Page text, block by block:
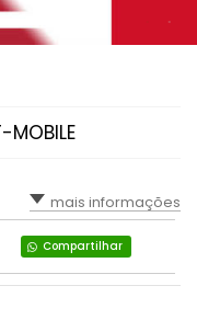
MOBILE
mais informações
Compartilhar